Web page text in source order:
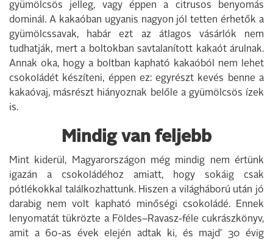
gyümölcsös jelleg, vagy éppen a citrusos benyomás
dominál. A kakaóban ugyanis nagyon jól tetten érhetők a
gyümölcssavak, habár ezt az átlagos vásárlók nem
tudhatják, mert a boltokban savtalanított kakaót árulnak.
Annak oka, hogy a boltban kapható kakaóból nem lehet
csokoládét készíteni, éppen ez: egyrészt kevés benne a
kakaóvaj, másrészt hiányoznak belőle a gyümölcsös ízek
is.
Mindig van feljebb
Mint kiderül, Magyarországon még mindig nem értünk
igazán a csokoládéhoz amiatt, hogy sokáig csak
pótlékokkal találkozhattunk. Hiszen a világháború után jó
darabig nem volt kapható minőségi csokoládé. Ennek
lenyomatát tükrözte a Földes–Ravasz-féle cukrászkönyv,
amit a 60-as évek elején adtak ki, és majd’ 30 évig